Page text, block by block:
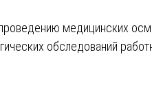
медицинских
обследований